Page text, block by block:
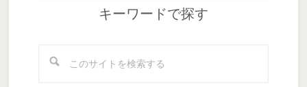
キーワードで探す